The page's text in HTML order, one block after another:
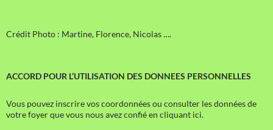
Crédit Photo : Martine, Florence, Nicolas ….
ACCORD POUR L’UTILISATION DES DONNEES PERSONNELLES
Vous pouvez inscrire vos coordonnées ou consulter les données de
votre foyer que vous nous avez confié en cliquant ici.